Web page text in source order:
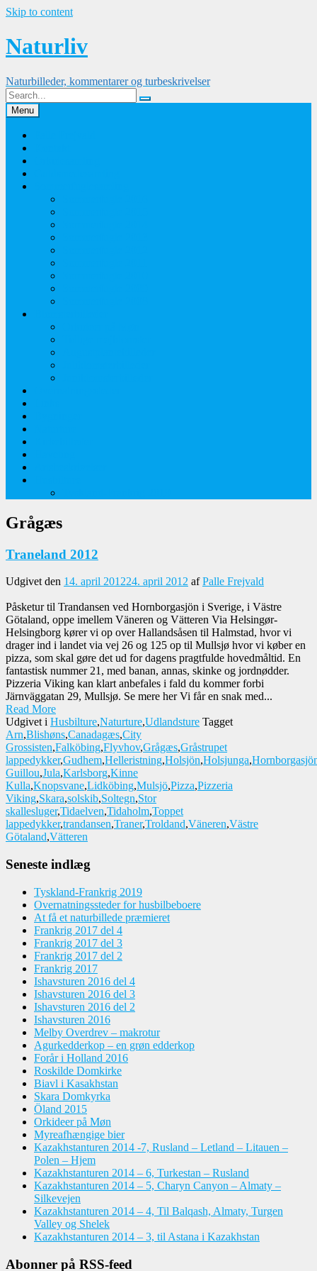
Skip to content
Naturliv
Naturbilleder, kommentarer og turbeskrivelser
Menu
Grågæs
Traneland 2012
Udgivet den 14. april 201224. april 2012 afPalle Frejvald
Påsketur til Trandansen ved Hornborgasjön i Sverige, i Västre
Götaland, oppe imellem Väneren og Vätteren Via Helsingør-
Helsingborg kører vi op over Hallandsåsen til Halmstad, hvor vi
drager ind i landet via vej 26 og 125 op til Mullsjø hvor vi køber en
pizza, som skal gøre det ud for dagens pragtfulde hovedmåltid. En
fantastisk nummer 21, med banan, annas, skinke og jordnødder.
Pizzeria Viking kan klart anbefales i fald du kommer forbi
Järnväggatan 29, Mullsjø. Se mere her Vi får en snak med...
Read More
Udgivet i Husbilture,Naturture,Udlandsture Tagget
Arn,Blishøns,Canadagæs,City
Grossisten,Falköbing,Flyvhov,Grågæs,Gråstrupet
lappedykker,Gudhem,Helleristning,Holsjön,Holsjunga,
Guillou,Jula,Karlsborg,Kinne
Kulla,Knopsvane,Lidköbing,Mulsjö,Pizza,Pizzeria
Viking,Skara,solskib,Soltegn,Stor
skallesluger,Tidaelven,Tidaholm,Toppet
lappedykker,trandansen,Traner,Troldand,Väneren,Västre
Götaland,Vätteren
Seneste indlæg
Tyskland-Frankrig 2019
Overnatningssteder for husbilbeboere
At få et naturbillede præmieret
Frankrig 2017 del 4
Frankrig 2017 del 3
Frankrig 2017 del 2
Frankrig 2017
Ishavsturen 2016 del 4
Ishavsturen 2016 del 3
Ishavsturen 2016 del 2
Ishavsturen 2016
Melby Overdrev – makrotur
Agurkedderkop – en grøn edderkop
Forår i Holland 2016
Roskilde Domkirke
Biavl i Kasakhstan
Skara Domkyrka
Öland 2015
Orkideer på Møn
Myreafhængige bier
Kazakhstanturen 2014 -7, Rusland – Letland – Litauen –
Polen – Hjem
Kazakhstanturen 2014 – 6, Turkestan – Rusland
Kazakhstanturen 2014 – 5, Charyn Canyon – Almaty –
Silkevejen
Kazakhstanturen 2014 – 4, Til Balqash, Almaty, Turgen
Valley og Shelek
Kazakhstanturen 2014 – 3, til Astana i Kazakhstan
Abonner på RSS-feed